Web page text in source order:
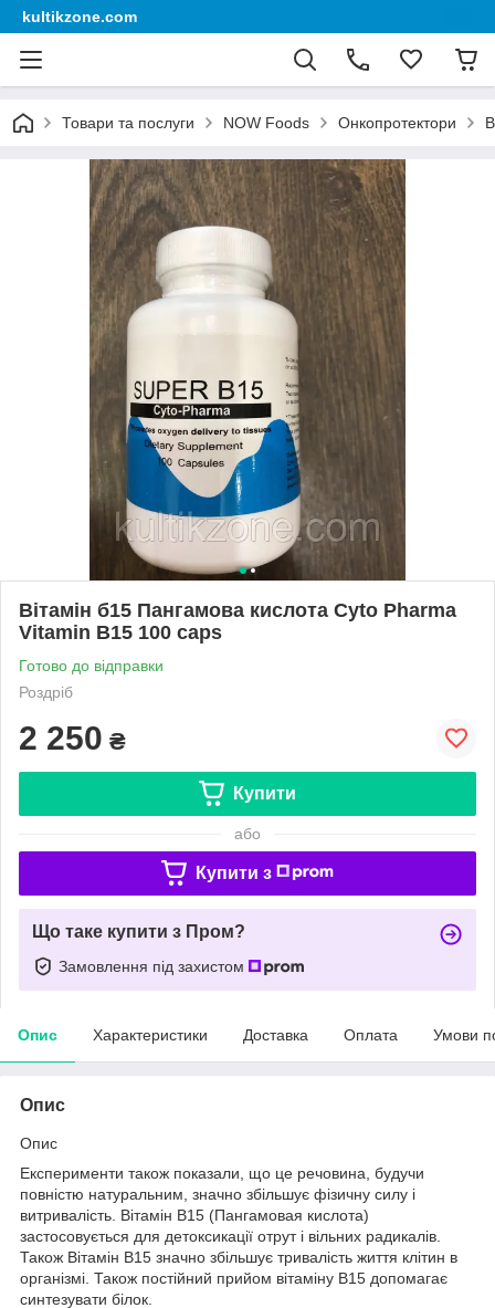
kultikzone.com
Товари та послуги NOW Foods Онкопротектори
Вітамін б15 Пангамова кислота Cyto Pharma
Vitamin B15 100 caps
Готово до відправки
Роздріб
2 250 ₴
Купити
або
Купити з
Що таке купити з Пром?
Замовлення під захистом
Опис Характеристики Доставка Оплата Умови
Опис
Опис
Експерименти також показали, що це речовина, будучи
повністю натуральним, значно збільшує фізичну силу і
витривалість. Вітамін В15 (Пангамовая кислота)
застосовується для детоксикації отрут і вільних радикалів.
Також Вітамін В15 значно збільшує тривалість життя клітин в
організмі. Також постійний прийом вітаміну В15 допомагає
синтезувати білок.